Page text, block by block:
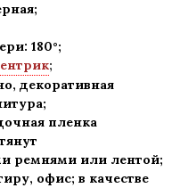
;
180°;
;
декоративная
;
пленка
ремнями или лентой;
офис; в качестве